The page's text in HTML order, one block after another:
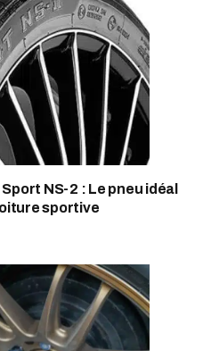
NS-2 : Le pneu idéal
sportive